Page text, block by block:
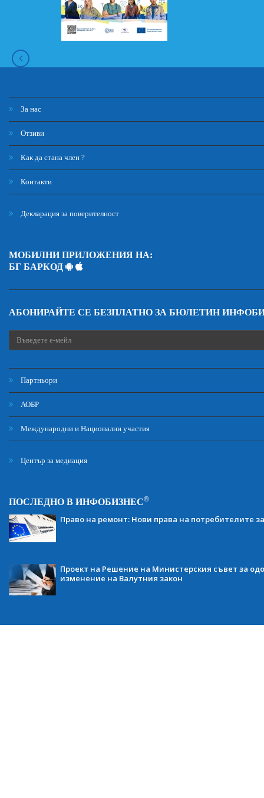
За нас
Отзиви
Как да стана член ?
Контакти
Декларация за поверителност
МОБИЛНИ ПРИЛОЖЕНИЯ НА:
БГ БАРКОД
АБОНИРАЙТЕ СЕ БЕЗПЛАТНО ЗА БЮЛЕТИН
Партньори
АОБР
Международни и Национални участия
Център за медиация
ПОСЛЕДНО В ИНФОБИЗНЕС®
Право на ремонт: Нови права на потребителите
Проект на Решение на Министерския съвет за
изменение на Валутния закон